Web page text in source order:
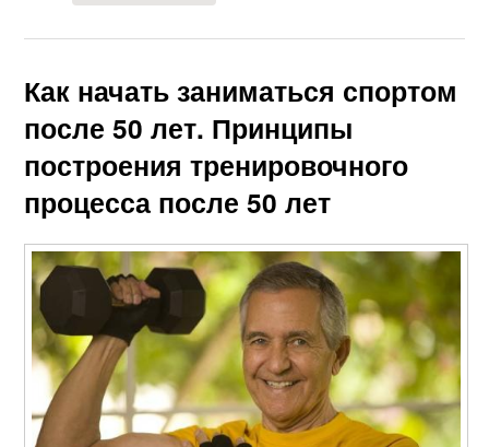
Как начать заниматься спортом
после 50 лет. Принципы
построения тренировочного
процесса после 50 лет